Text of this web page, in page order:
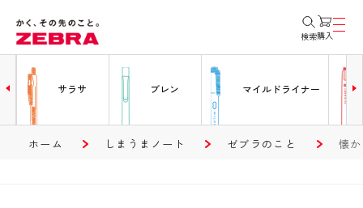
検索購入
サラサ ブレン マイルドライナー
ホーム しまうまノート ゼブラのこと 懐